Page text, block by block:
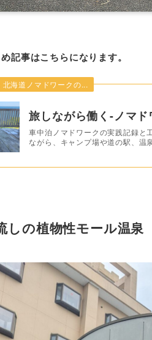
記事はこちらになります。
海道ノマドワークの...
旅しながら働く-ノマ
車中泊ノマドワークの実践記録と
ながら、キャンプ場や道の駅、温
しの植物性モール温泉